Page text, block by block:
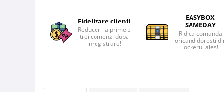
Fidelizare clienti
Reduceri la primele
trei comenzi dupa
inregistrare!
EASYBOX
SAMEDAY
Ridica comanda
oricand doresti
lockerul ales!